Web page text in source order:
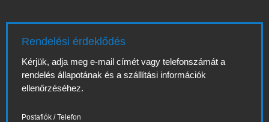
Rendelési érdeklődés
Kérjük, adja meg e-mail címét vagy telefonszámát a
rendelés állapotának és a szállítási információk
ellenőrzéséhez.
Postafiók / Telefon